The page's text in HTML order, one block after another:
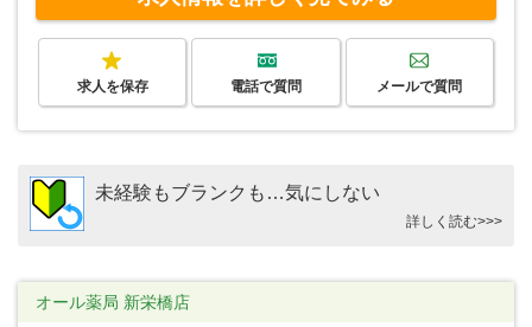
求人を保存 電話で質問 メールで質問
未経験もブランクも…気にしない
詳しく読む>>>
オール薬局 新栄橋店